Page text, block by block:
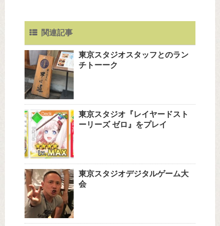
関連記事
東京スタジオスタッフとのラン
チトーーク
東京スタジオ『レイヤードスト
ーリーズ ゼロ』をプレイ
東京スタジオデジタルゲーム大
会